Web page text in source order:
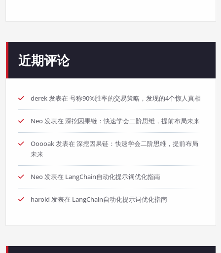
近期评论
derek发表在 号称90%胜率的交易策略，发现的4个惊人真相
Neo发表在 深挖因果链：快速学会二阶思维，提前布局未来
Ooooak发表在 深挖因果链：快速学会二阶思维，提前布局
未来
Neo发表在 LangChain自动化提示词优化指南
harold 发表在 LangChain自动化提示词优化指南